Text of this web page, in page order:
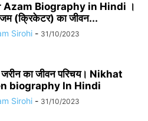
Azam Biography in Hindi ।
(क्रिकेटर) का जीवन...
Sirohi - 31/10/2023
का जीवन परिचय। Nikhat
biography In Hindi
Sirohi - 31/10/2023